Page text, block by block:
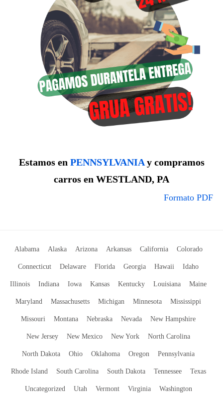
Estamos en PENNSYLVANIAy compramos
carros en WESTLAND, PA
Formato PDF
Alabama Alaska Arizona Arkansas California Colorado
Connecticut Delaware Florida Georgia Hawaii Idaho
Illinois Indiana Iowa Kansas Kentucky Louisiana Maine
Maryland Massachusetts Michigan Minnesota Mississippi
Missouri Montana Nebraska Nevada New Hampshire
New Jersey New Mexico New York North Carolina
North Dakota Ohio Oklahoma Oregon Pennsylvania
Rhode Island South Carolina South Dakota Tennessee Texas
Uncategorized Utah Vermont Virginia Washington